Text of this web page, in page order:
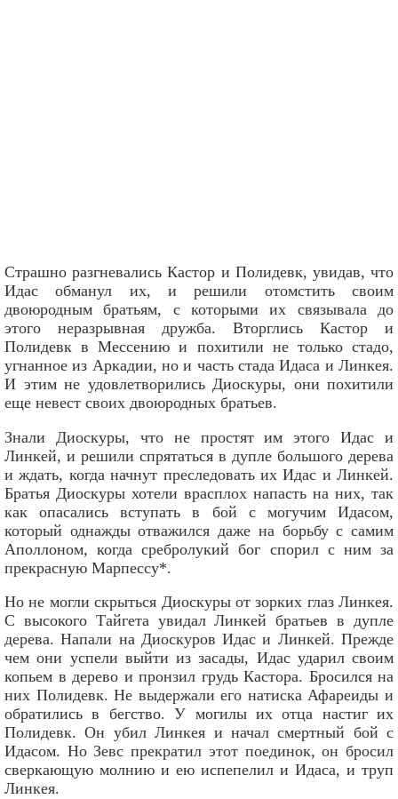
Страшно разгневались Кастор и Полидевк, увидав, что
Идас обманул их, и решили отомстить своим
двоюродным братьям, с которыми их связывала до
этого неразрывная дружба. Вторглись Кастор и
Полидевк в Мессению и похитили не только стадо,
угнанное из Аркадии, но и часть стада Идаса и Линкея.
И этим не удовлетворились Диоскуры, они похитили
еще невест своих двоюродных братьев.
Знали Диоскуры, что не простят им этого Идас и
Линкей, и решили спрятаться в дупле большого дерева
и ждать, когда начнут преследовать их Идас и Линкей.
Братья Диоскуры хотели врасплох напасть на них, так
как опасались вступать в бой с могучим Идасом,
который однажды отважился даже на борьбу с самим
Аполлоном, когда сребролукий бог спорил с ним за
прекрасную Марпессу*.
Но не могли скрыться Диоскуры от зорких глаз Линкея.
С высокого Тайгета увидал Линкей братьев в дупле
дерева. Напали на Диоскуров Идас и Линкей. Прежде
чем они успели выйти из засады, Идас ударил своим
копьем в дерево и пронзил грудь Кастора. Бросился на
них Полидевк. Не выдержали его натиска Афареиды и
обратились в бегство. У могилы их отца настиг их
Полидевк. Он убил Линкея и начал смертный бой с
Идасом. Но Зевс прекратил этот поединок, он бросил
сверкающую молнию и ею испепелил и Идаса, и труп
Линкея.